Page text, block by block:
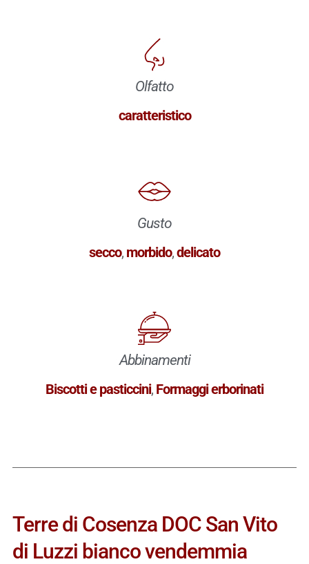
Olfatto
caratteristico
Gusto
secco, morbido,delicato
Abbinamenti
Biscotti e pasticcini, Formaggi erborinati
Terre di Cosenza DOC San Vito
di Luzzi bianco vendemmia